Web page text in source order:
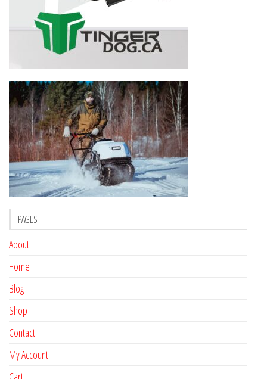
PAGES
About
Home
Blog
Shop
Contact
My Account